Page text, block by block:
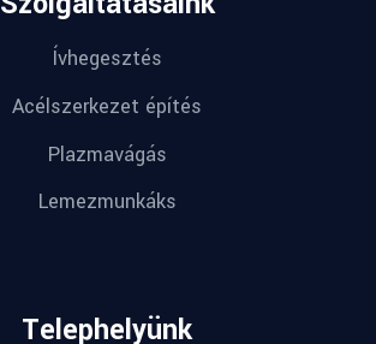
Ívhegesztés
Acélszerkezet építés
Plazmavágás
Lemezmunkáks
Telephelyünk